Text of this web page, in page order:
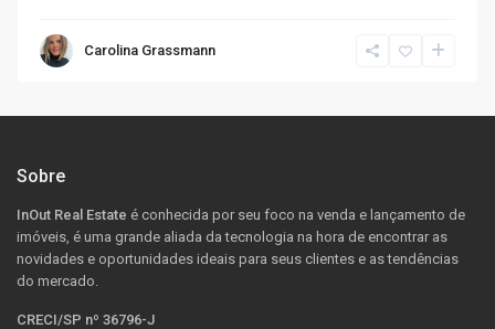
Carolina Grassmann
Sobre
InOut Real Estate é conhecida por seu foco na venda e lançamento de
imóveis, é uma grande aliada da tecnologia na hora de encontrar as
novidades e oportunidades ideais para seus clientes e as tendências
do mercado.
CRECI/SP nº 36796-J